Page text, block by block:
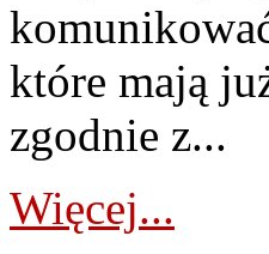
które mają
zgodnie z...
Więcej...